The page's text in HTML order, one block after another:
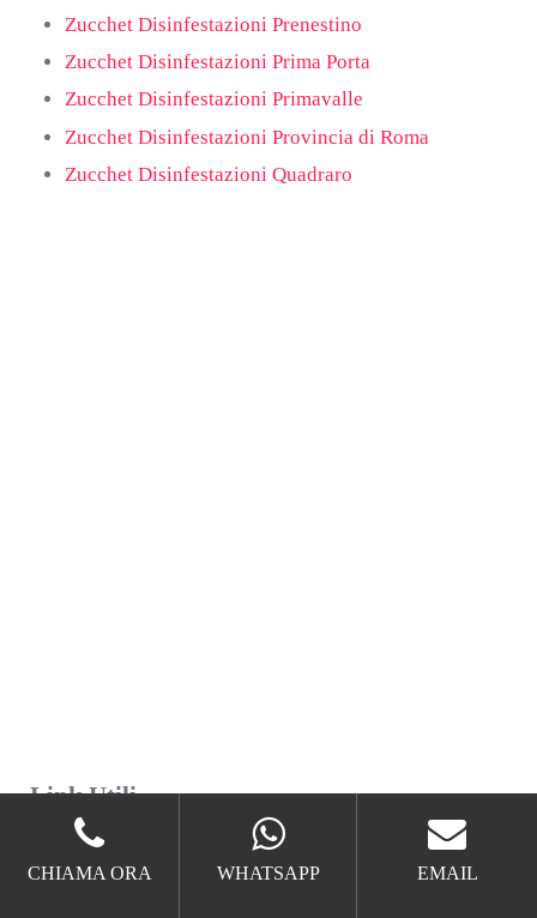
Zucchet Disinfestazioni Prenestino
Zucchet Disinfestazioni Prima Porta
Zucchet Disinfestazioni Primavalle
Zucchet Disinfestazioni Provincia di Roma
Zucchet Disinfestazioni Quadraro
Link Utili
su Wikipedia
: Una definizione
CHIAMA ORA WHATSAPP EMAIL